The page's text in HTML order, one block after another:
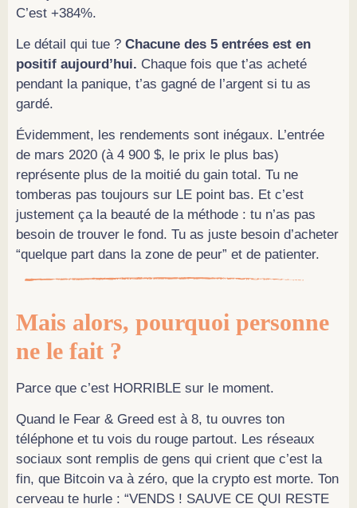
C’est +384%.
Le détail qui tue ? Chacune des 5 entrées est en
positif aujourd’hui. Chaque fois que t’as acheté
pendant la panique, t’as gagné de l’argent si tu as
gardé.
Évidemment, les rendements sont inégaux. L’entrée
de mars 2020 (à 4 900 $, le prix le plus bas)
représente plus de la moitié du gain total. Tu ne
tomberas pas toujours sur LE point bas. Et c’est
justement ça la beauté de la méthode : tu n’as pas
besoin de trouver le fond. Tu as juste besoin d’acheter
“quelque part dans la zone de peur” et de patienter.
Mais alors, pourquoi personne
ne le fait ?
Parce que c’est HORRIBLE sur le moment.
Quand le Fear & Greed est à 8, tu ouvres ton
téléphone et tu vois du rouge partout. Les réseaux
sociaux sont remplis de gens qui crient que c’est la
fin, que Bitcoin va à zéro, que la crypto est morte. Ton
cerveau te hurle : “VENDS ! SAUVE CE QUI RESTE